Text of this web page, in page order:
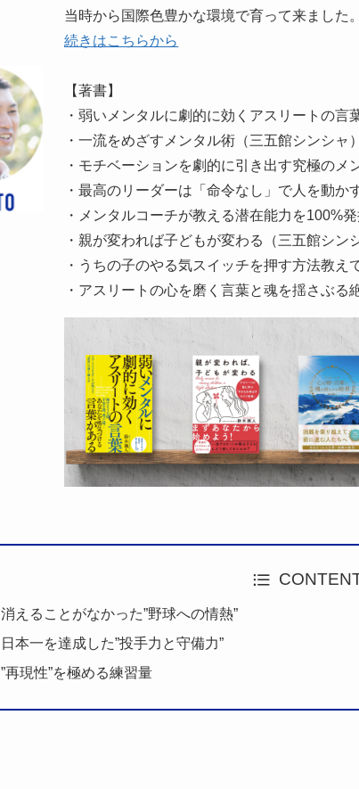
当時から国際色豊かな環境で育って来まし
続きはこちらから
【著書】
・弱いメンタルに劇的に効くアスリートの言
・一流をめざすメンタル術（三五館シンシャ）
・モチベーションを劇的に引き出す究極のメ
・最高のリーダーは「命令なし」で人を動か
・メンタルコーチが教える潜在能力を100%
・親が変われば子どもが変わる（三五館シン
・うちの子のやる気スイッチを押す方法教え
・アスリートの心を磨く言葉と魂を揺さぶ
消えることがなかった”野球への情熱”
日本一を達成した”投手力と守備力”
”再現性”を極める練習量